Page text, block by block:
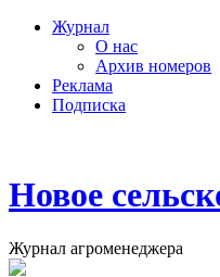
Журнал
О нас
Архив номеров
Реклама
Подписка
Новое
Журнал агроменеджера